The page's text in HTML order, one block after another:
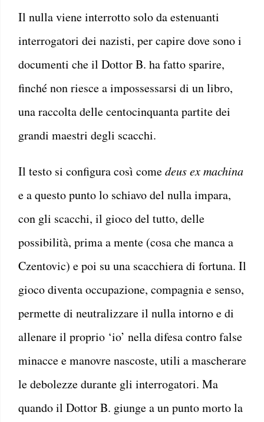
Il nulla viene interrotto solo da estenuanti
interrogatori dei nazisti, per capire dove sono i
documenti che il Dottor B. ha fatto sparire,
finché non riesce a impossessarsi di un libro,
una raccolta delle centocinquanta partite dei
grandi maestri degli scacchi.
Il testo si configura così comedeus ex machina
e a questo punto lo schiavo del nulla impara,
con gli scacchi, il gioco del tutto, delle
possibilità, prima a mente (cosa che manca a
Czentovic) e poi su una scacchiera di fortuna. Il
gioco diventa occupazione, compagnia e senso,
permette di neutralizzare il nulla intorno e di
allenare il proprio ‘io’ nella difesa contro false
minacce e manovre nascoste, utili a mascherare
le debolezze durante gli interrogatori. Ma
quando il Dottor B. giunge a un punto morto la